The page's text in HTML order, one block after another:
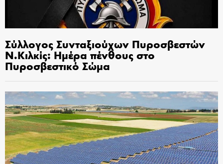
Σύλλογος Συνταξιούχων Πυροσβεστών
Ν.Κιλκίς: Ημέρα πένθους στο
Πυροσβεστικό Σώμα